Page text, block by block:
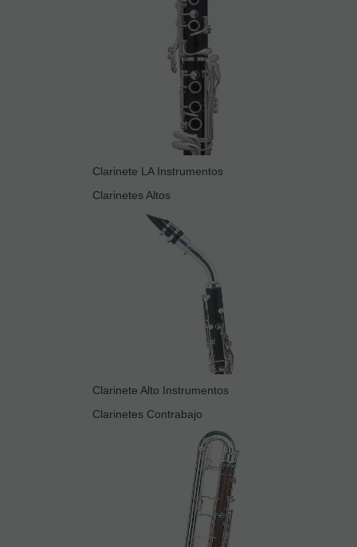
Clarinete LA Instrumentos
Clarinetes Altos
Clarinete Alto Instrumentos
Clarinetes Contrabajo